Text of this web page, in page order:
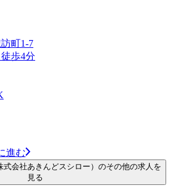
町1-7
歩4分
進む
式会社あきんどスシロー）のその他の求人を
見る